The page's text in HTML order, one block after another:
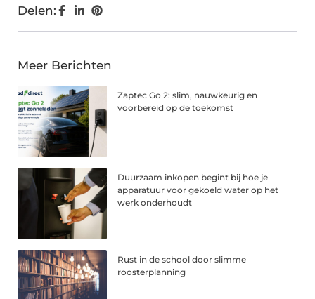
Delen:
Meer Berichten
Zaptec Go 2: slim, nauwkeurig en
voorbereid op de toekomst
Duurzaam inkopen begint bij hoe je
apparatuur voor gekoeld water op het
werk onderhoudt
Rust in de school door slimme
roosterplanning